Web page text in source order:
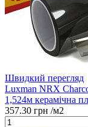
Швидкий перегляд
Luxman NRX
1,524м керамічна
357.30 грн /м2